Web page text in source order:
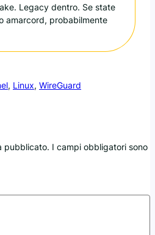
Legacy dentro. Se state
amarcord, probabilmente
, Linux, WireGuard
pubblicato. I campi obbligatori sono